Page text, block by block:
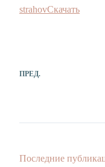
strahovСкачать
ПРЕД.
Последние